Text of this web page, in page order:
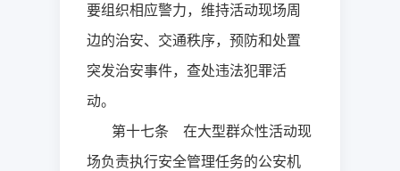
要组织相应警力，维持活动现场周
边的治安、交通秩序，预防和处置
突发治安事件，查处违法犯罪活
动。
第十七条 在大型群众性活动现
场负责执行安全管理任务的公安机